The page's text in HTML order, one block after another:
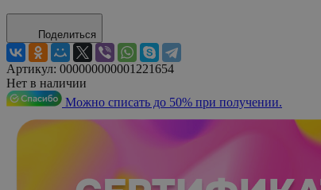
Поделиться
Артикул: 000000000001221654
Нет в наличии
Можно списать до 50% при получении.